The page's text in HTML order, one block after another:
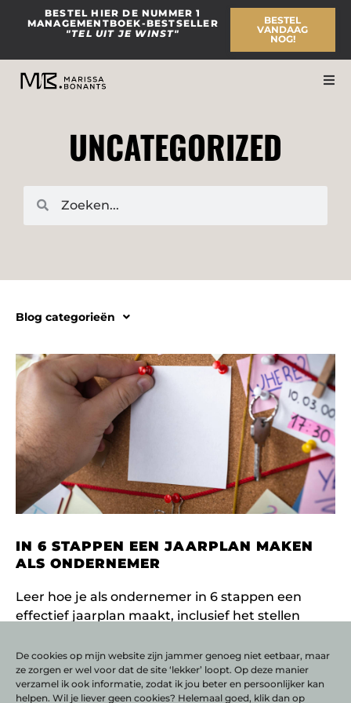
De cookies op mijn website zijn jammer genoeg niet eetbaar, maar
ze zorgen er wel voor dat de site ‘lekker’ loopt. Op deze manier
verzamel ik ook informatie, zodat ik jou beter en persoonlijker kan
helpen. Wil je liever geen cookies? Helemaal goed, klik dan op
naar
inhoud
BESTEL HIER DE NUMMER 1
MANAGEMENTBOEK-BESTSELLER
"TEL UIT JE WINST"
BESTEL
VANDAAG
NOG!
UNCATEGORIZED
Blog categorieën
IN 6 STAPPEN EEN JAARPLAN MAKEN
ALS ONDERNEMER
Leer hoe je als ondernemer in 6 stappen een
effectief jaarplan maakt, inclusief het stellen
en zet 2024 in als jouw meest winstgevende
jaar!
LEES VERDER